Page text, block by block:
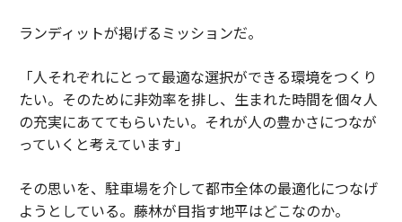
ランディットが掲げるミッションだ。
「人それぞれにとって最適な選択ができる環境をつくり
たい。そのために非効率を排し、生まれた時間を個々人
の充実にあててもらいたい。それが人の豊かさにつなが
っていくと考えています」
その思いを、駐車場を介して都市全体の最適化につなげ
ようとしている。藤林が目指す地平はどこなのか。